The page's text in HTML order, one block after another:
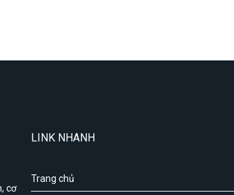
cơ
LINK NHANH
Trang chủ